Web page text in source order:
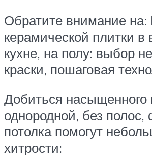
Обратите внимание на:
керамической плитки в
кухне, на полу: выбор
краски, пошаговая
Добиться насыщенного
однородной, без полос,
потолка помогут
хитрости: